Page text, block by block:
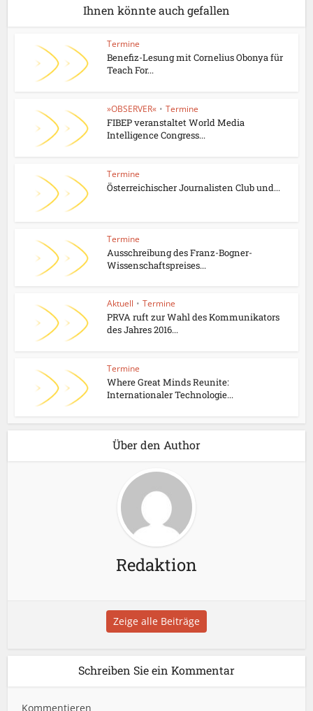
Ihnen könnte auch gefallen
Termine
Benefiz-Lesung mit Cornelius Obonya für
Teach For...
»OBSERVER« • Termine
FIBEP veranstaltet World Media
Intelligence Congress...
Termine
Österreichischer Journalisten Club und...
Termine
Ausschreibung des Franz-Bogner-
Wissenschaftspreises...
Aktuell • Termine
PRVA ruft zur Wahl des Kommunikators
des Jahres 2016...
Termine
Where Great Minds Reunite:
Internationaler Technologie...
Über den Author
Redaktion
Zeige alle Beiträge
Schreiben Sie ein Kommentar
Kommentieren